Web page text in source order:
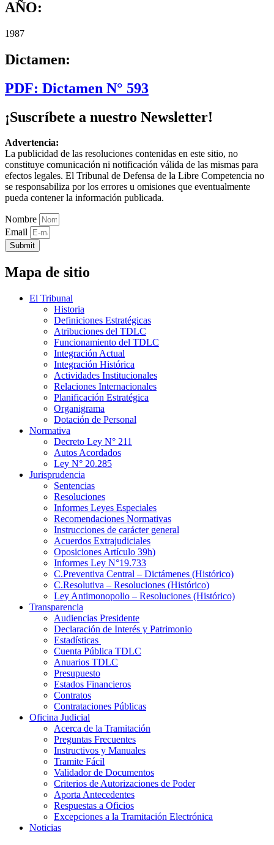
AÑO:
1987
Dictamen:
PDF: Dictamen N° 593
¡Suscríbete a nuestro Newsletter!
Advertencia:
La publicidad de las resoluciones contenidas en este sitio, no
constituye comunicación ni notificación válida de las mismas para
efectos legales. El Tribunal de Defensa de la Libre Competencia no
se responsabiliza por los errores u omisiones que eventualmente
pueda contener la información publicada.
Nombre
Email
Submit
Mapa de sitio
El Tribunal
Historia
Definiciones Estratégicas
Atribuciones del TDLC
Funcionamiento del TDLC
Integración Actual
Integración Histórica
Actividades Institucionales
Relaciones Internacionales
Planificación Estratégica
Organigrama
Dotación de Personal
Normativa
Decreto Ley N° 211
Autos Acordados
Ley N° 20.285
Jurisprudencia
Sentencias
Resoluciones
Informes Leyes Especiales
Recomendaciones Normativas
Instrucciones de carácter general
Acuerdos Extrajudiciales
Oposiciones Artículo 39h)
Informes Ley N°19.733
C.Preventiva Central – Dictámenes (Histórico)
C.Resolutiva – Resoluciones (Histórico)
Ley Antimonopolio – Resoluciones (Histórico)
Transparencia
Audiencias Presidente
Declaración de Interés y Patrimonio
Estadísticas
Cuenta Pública TDLC
Anuarios TDLC
Presupuesto
Estados Financieros
Contratos
Contrataciones Públicas
Oficina Judicial
Acerca de la Tramitación
Preguntas Frecuentes
Instructivos y Manuales
Tramite Fácil
Validador de Documentos
Criterios de Autorizaciones de Poder
Aporta Antecedentes
Respuestas a Oficios
Excepciones a la Tramitación Electrónica
Noticias